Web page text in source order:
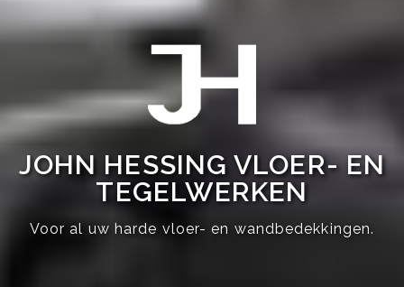
JOHN HESSING VLOER- EN
TEGELWERKEN
Voor al uw harde vloer- en wandbedekkingen.